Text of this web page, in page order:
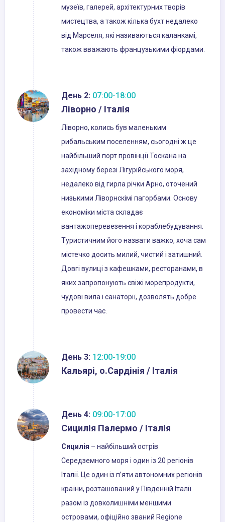
музеїв, галерей, архітектурних творів
мистецтва, а також кілька бухт недалеко
від Марселя, які називаються каланкамі,
також вважають французькими фіордами.
День 2: 07:00-18:00
Ліворно / Італія
Ліворно, колись був маленьким
рибальським поселенням, сьогодні ж це
найбільший порт провінції Тоскана на
західному березі Лігурійського моря,
недалеко від гирла річки Арно, оточений
низькими Ліворнскімі пагорбами. Основу
економіки міста складає
вантажоперевезення і кораблебудування.
Туристичним його назвати важко, хоча сам
містечко досить милий, чистий і затишний.
Довгі вулиці з кафешками, ресторанами, в
яких запропонують свіжі морепродукти,
чудові вила і санаторії, дозволять добре
провести час.
День 3: 12:00-19:00
Кальярі, о.Сардінія / Італія
День 4: 09:00-17:00
Сицилія Палермо / Італія
Сицилія – найбільший острів
Середземного моря і один із 20 регіонів
Італії. Це один із п’яти автономних регіонів
країни, розташований у Південній Італії
разом із довколишніми меншими
островами, офіційно званий Regione